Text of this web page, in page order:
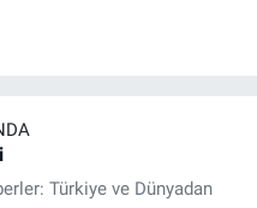
Türkiye ve Dünyadan